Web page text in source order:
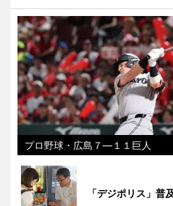
プロ野球・広島７―１１巨人
「デジポリス」普